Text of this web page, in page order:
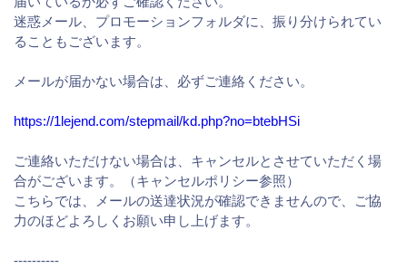
迷惑メール、プロモーションフォルダに、振り分けられてい
ることもございます。
メールが届かない場合は、必ずご連絡ください。
https://1lejend.com/stepmail/kd.php?no=btebHSi
ご連絡いただけない場合は、キャンセルとさせていただく場
合がございます。（キャンセルポリシー参照）
こちらでは、メールの送達状況が確認できませんので、ご協
力のほどよろしくお願い申し上げます。
----------